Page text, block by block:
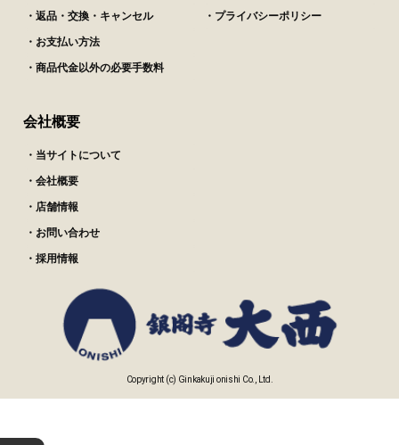
・返品・交換・キャンセル
・お支払い方法
・商品代金以外の必要手数料
・プライバシーポリシー
会社概要
・当サイトについて
・会社概要
・店舗情報
・お問い合わせ
・採用情報
Copyright (c) Ginkakuji onishi Co., Ltd.